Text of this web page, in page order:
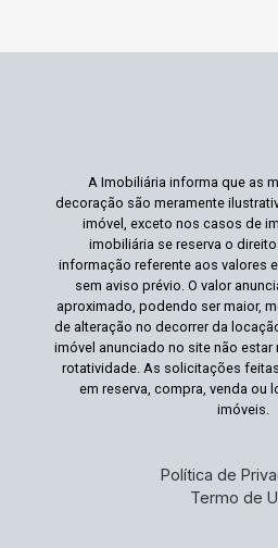
A Imobiliária informa que as
decoração são meramente
imóvel, exceto nos casos de
imobiliária se reserva o
informação referente aos valores
sem aviso prévio. O valor
aproximado, podendo ser maior,
de alteração no decorrer da
imóvel anunciado no site não
rotatividade. As solicitações
em reserva, compra, venda ou
imóveis.
Política de
Termo de